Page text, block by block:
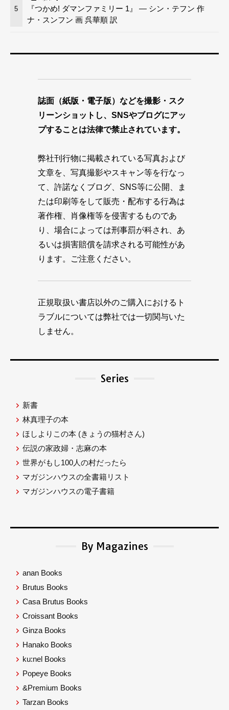
5
『つかめ! ダマンファミリー 1』 — シン・テフン 作
ナ・スンフン 画 呉華順 訳
誌面（紙版・電子版）などを撮影・スク
リーンショットし、SNSやブログにアッ
プすることは法律で禁止されています。
弊社刊行物に掲載されている写真および
文章を、写真撮影やスキャン等を行なっ
て、許諾なくブログ、SNS等に公開、ま
たは印刷等をして販売・配布する行為は
著作権、肖像権等を侵害するものであ
り、場合によっては刑事罰が科され、あ
るいは損害賠償を請求される可能性があ
ります。ご注意ください。
正規取扱い書店以外のご購入におけるト
ラブルについては弊社では一切関与いた
しません。
Series
新書
林真理子の本
ほしよりこの本 (きょうの猫村さん)
伝説の家政婦・志麻の本
世界がもし100人の村だったら
マガジンハウスの全書籍リスト
マガジンハウスの電子書籍
By Magazines
anan Books
Brutus Books
Casa Brutus Books
Croissant Books
Ginza Books
Hanako Books
ku:nel Books
Popeye Books
&Premium Books
Tarzan Books